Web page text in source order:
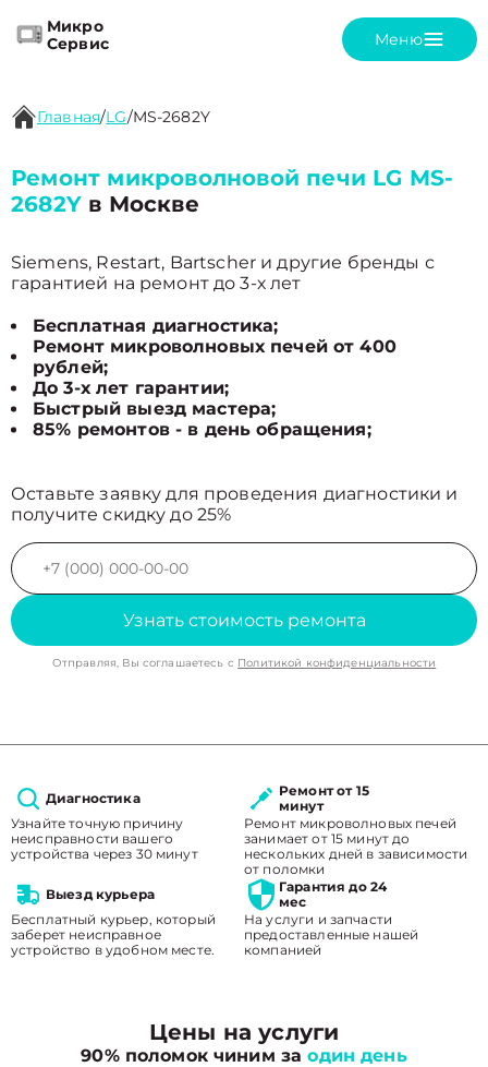
Микро
Сервис
Меню
Главная/LG/MS-2682Y
Ремонт микроволновой печи LG MS-
2682Y в Москве
Siemens, Restart, Bartscher и другие бренды с
гарантией на ремонт до 3-х лет
Бесплатная диагностика;
Ремонт микроволновых печей от 400
рублей;
До 3-х лет гарантии;
Быстрый выезд мастера;
85% ремонтов - в день обращения;
Оставьте заявку для проведения диагностики и
получите скидку до 25%
Узнать стоимость ремонта
Отправляя, Вы соглашаетесь с Политикой конфиденциальности
Диагностика
Узнайте точную причину
неисправности вашего
устройства через 30 минут
Ремонт от 15
минут
Ремонт микроволновых печей
занимает от 15 минут до
нескольких дней в зависимости
от поломки
Выезд курьера
Бесплатный курьер, который
заберет неисправное
устройство в удобном месте.
Гарантия до 24
мес
На услуги и запчасти
предоставленные нашей
компанией
Цены на услуги
90% поломок чиним заодин день